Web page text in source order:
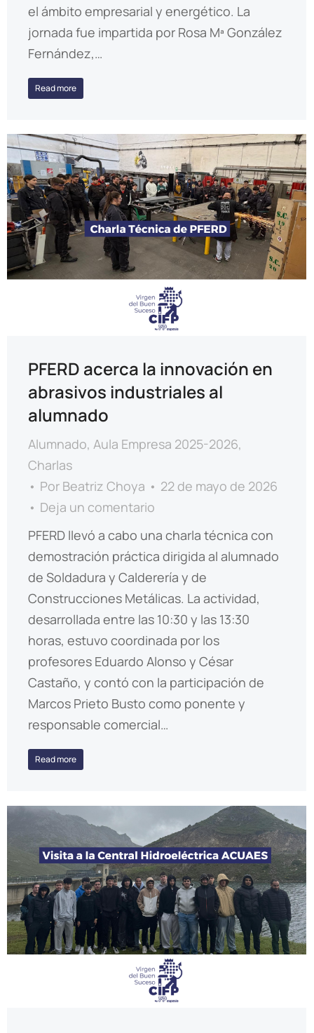
el ámbito empresarial y energético. La
jornada fue impartida por Rosa Mª González
Fernández,…
Read more
PFERD acerca la innovación en
abrasivos industriales al
alumnado
Alumnado, Aula Empresa 2025-2026,
Charlas
Por Beatriz Choya
22 de mayo de 2026
Deja un comentario
PFERD llevó a cabo una charla técnica con
demostración práctica dirigida al alumnado
de Soldadura y Calderería y de
Construcciones Metálicas. La actividad,
desarrollada entre las 10:30 y las 13:30
horas, estuvo coordinada por los
profesores Eduardo Alonso y César
Castaño, y contó con la participación de
Marcos Prieto Busto como ponente y
responsable comercial…
Read more